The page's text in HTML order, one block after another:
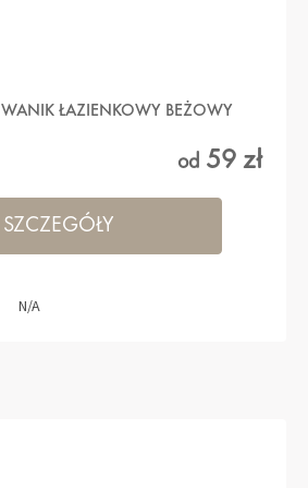
ŁAZIENKOWY BEŻOWY
od 59 zł
SZCZEGÓŁY
N/A